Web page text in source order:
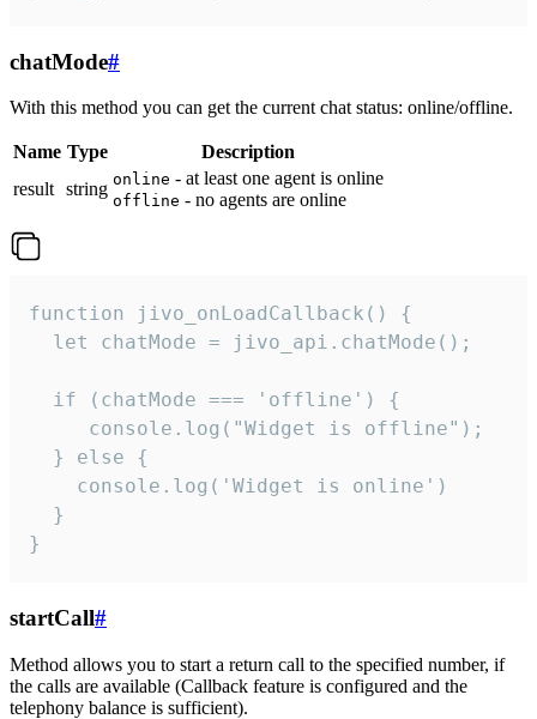
chatMode#
With this method you can get the current chat status: online/offline.
Name Type
Description
result string online - at least one agent is online
offline - no agents are online
function jivo_onLoadCallback() {
  let chatMode = jivo_api.chatMode();
  if (chatMode === 'offline') {
     console.log("Widget is offline");
  } else {
    console.log('Widget is online')
  }
}
startCall#
Method allows you to start a return call to the specified number, if
the calls are available (Callback feature is configured and the
telephony balance is sufficient).